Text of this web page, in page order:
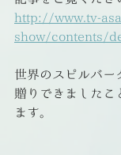
http://www.tv-
show/contents/
世界のスピルバー
贈りできましたこ
ます。